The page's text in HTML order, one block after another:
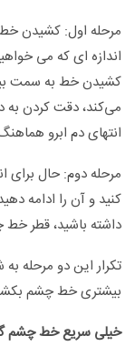
مرحله اول: کشیدن
اندازه ای که می
کشیدن خط به سمت
می‌کند، دقت کردن به
انتهای دم ابرو
مرحله دوم: حال برای
کنید و آن را ادامه
داشته باشید، قطر
تکرار این دو مرحله
بیشتری خط چشم
خیلی سریع خط چشم